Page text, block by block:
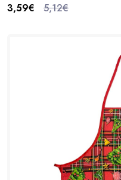
3,59€ 5,12€